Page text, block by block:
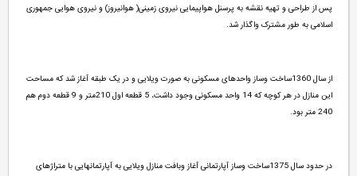
پس از طراحی و تهیه نقشه به پرسنل هواپیمایی نیروی زمینی( هوانیروز) و نیروی هوایی جمهوری
اسلامی به طور مشترک واگذار شد.
از سال 1360ساخت وساز واحدهای مسکونی به صورت ویلایی و در یک طبقه آغاز شد که مساحت
این منازل در هر کوچه که 14 واحد مسکونی وجود داشت، 5 قطعه اول 210متر و 9 قطعه دوم هم
240 متر بود.
در حدود سال 1375ساخت وساز آپارتمانی آغاز وبافت منازل ویلایی به آپارتمانهایی با متراژهای